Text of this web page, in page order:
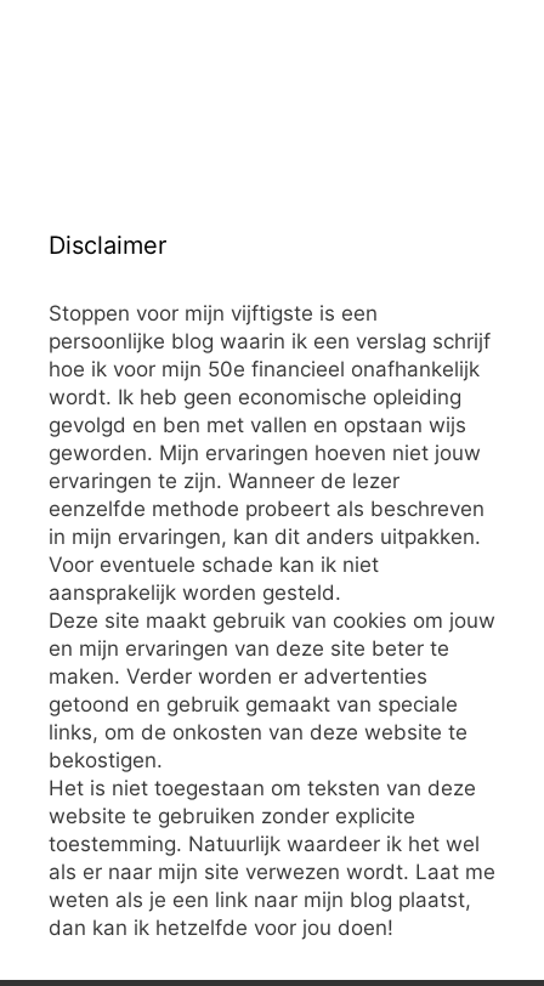
Disclaimer
Stoppen voor mijn vijftigste is een
persoonlijke blog waarin ik een verslag schrijf
hoe ik voor mijn 50e financieel onafhankelijk
wordt. Ik heb geen economische opleiding
gevolgd en ben met vallen en opstaan wijs
geworden. Mijn ervaringen hoeven niet jouw
ervaringen te zijn. Wanneer de lezer
eenzelfde methode probeert als beschreven
in mijn ervaringen, kan dit anders uitpakken.
Voor eventuele schade kan ik niet
aansprakelijk worden gesteld.
Deze site maakt gebruik van cookies om jouw
en mijn ervaringen van deze site beter te
maken. Verder worden er advertenties
getoond en gebruik gemaakt van speciale
links, om de onkosten van deze website te
bekostigen.
Het is niet toegestaan om teksten van deze
website te gebruiken zonder explicite
toestemming. Natuurlijk waardeer ik het wel
als er naar mijn site verwezen wordt. Laat me
weten als je een link naar mijn blog plaatst,
dan kan ik hetzelfde voor jou doen!